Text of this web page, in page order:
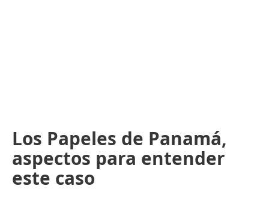
Los Papeles de Panamá,
aspectos para entender
este caso